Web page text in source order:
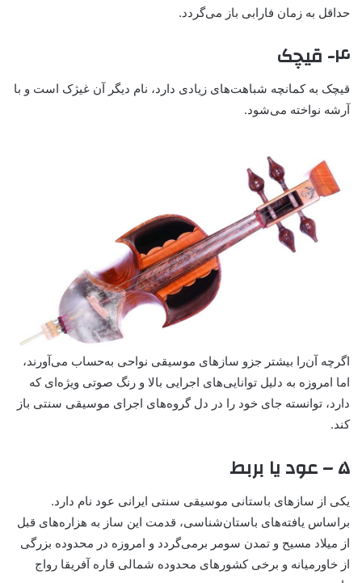
حداقل به زمان فارابی باز می‌گردد.
۴- قیچک
قیچک به کمانچه شباهت‌های زیادی دارد، نام دیگر آن غیژک است و با
آرشه نواخته می‌شود.
اگرچه آن‌را بیشتر جزو سازهای موسیقی نواحی به‌حساب می‌آورند،
اما امروزه به دلیل توانایی‌های اجرایی بالا و رنگ صوتی ویژه‌ای که
دارد، توانسته جای خود را در دل گروه‌های اجرای موسیقی سنتی باز
کند.
۵ – عود یا بربط
یکی از سازهای باستانی موسیقی سنتی ایرانی عود نام دارد.
براساس یافته‌های باستان‌شناسی، قدمت این ساز به هزاره‌های قبل
از میلاد مسیح و تمدن سومر برمی‌گردد و امروزه در محدوده بزرگی
از خاورمیانه و برخی کشورهای محدوده شمالی قاره آفریقا رواج